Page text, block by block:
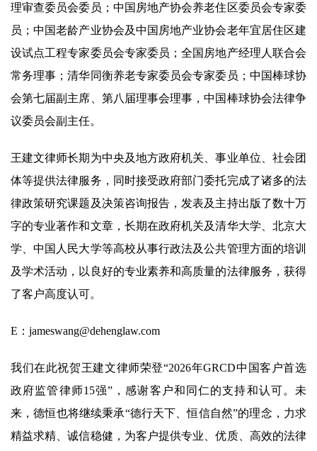
理审查委员会委员；中国房地产协会养老住区委员会专家委
员；中国老龄产业协会及中国房地产业协会老年宜居住区建
设试点工程专家委员会专家委员；全国房地产经理人联合会
常务理事；清华同衡养老专家委员会专家委员；中国棒球协
会第七届副主席、第八届理事会理事，中国棒球协会法律争
议委员会副主任。
王建文律师长期为中央及地方政府机关、事业单位、社会团
体等提供法律服务，同时接受政府部门委托完成了诸多的法
律政策研究课题及决策咨询报告，发表及主持出版了数十万
字的专业著作和文章，长期在政府机关及清华大学、北京大
学、中国人民大学等高校从事行政法及公共管理方面的培训
及学术活动，以良好的专业素养和高质量的法律服务，获得
了客户高度认可。
E：jameswang@dehenglaw.com
我们在此祝贺王建文律师荣登“2026年GRCD中国客户首选
政府监管律师15强”，感谢客户和同仁的支持和认可。未
来，德恒也将继续秉承“德行天下、恒信自然”的理念，力求
精益求精、诚信稳健，为客户提供专业、优质、高效的法律